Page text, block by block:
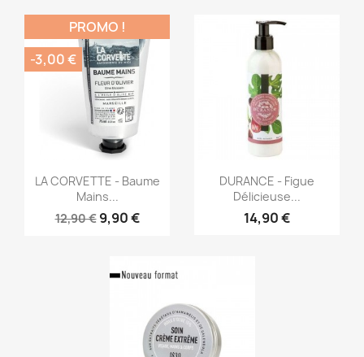
Aperçu rapide
LA CORVETTE - Baume
Mains...
12,90 € 9,90 €
PROMO !
-3,00 €
 Aperçu rapide
DURANCE - Figue
Délicieuse...
14,90 €